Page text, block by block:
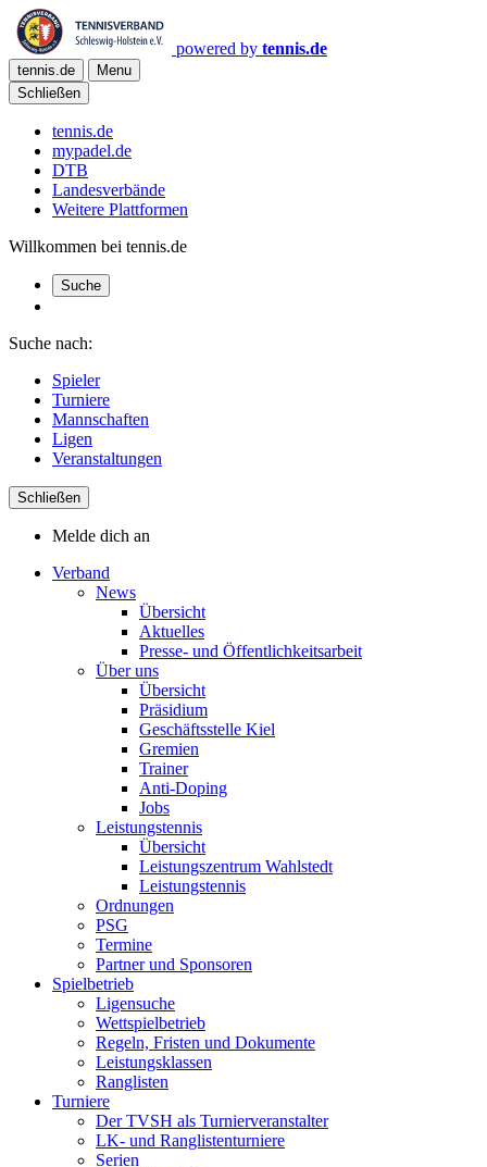
powered by tennis.de
tennis.de
Menu
Schließen
tennis.de
mypadel.de
DTB
Landesverbände
Weitere Plattformen
Willkommen bei tennis.de
Suche
Suche nach:
Spieler
Turniere
Mannschaften
Ligen
Veranstaltungen
Schließen
Melde dich an
Verband
News
Übersicht
Aktuelles
Presse- und Öffentlichkeitsarbeit
Über uns
Übersicht
Präsidium
Geschäftsstelle Kiel
Gremien
Trainer
Anti-Doping
Jobs
Leistungstennis
Übersicht
Leistungszentrum Wahlstedt
Leistungstennis
Ordnungen
PSG
Termine
Partner und Sponsoren
Spielbetrieb
Ligensuche
Wettspielbetrieb
Regeln, Fristen und Dokumente
Leistungsklassen
Ranglisten
Turniere
Der TVSH als Turnierveranstalter
LK- und Ranglistenturniere
Serien